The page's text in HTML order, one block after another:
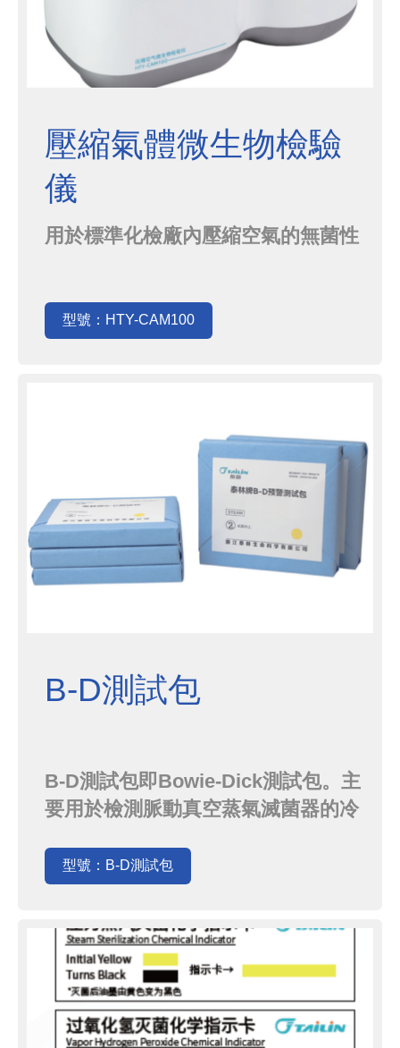
壓縮氣體微生物檢驗
儀
用於標準化檢廠內壓縮空氣的無菌性
型號：HTY-CAM100
B-D測試包
B-D測試包即Bowie-Dick測試包。主
要用於檢測脈動真空蒸氣滅菌器的冷
觀察B-D測試包中的測試紙是否變色
均於來判斷滅菌器性能是否達標。
型號：B-D測試包